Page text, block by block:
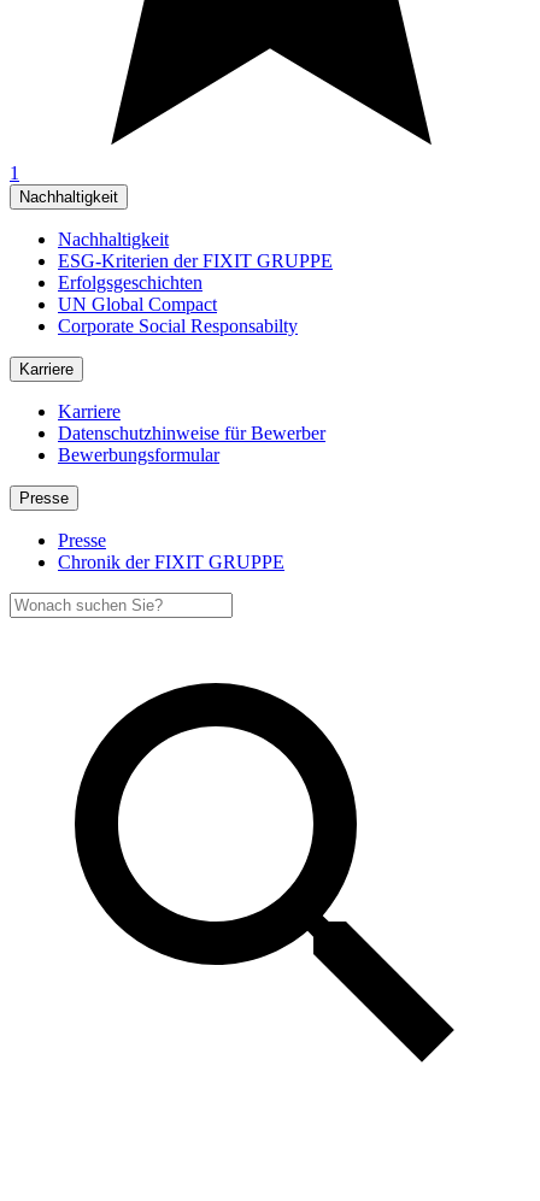
1
Nachhaltigkeit
Nachhaltigkeit
ESG-Kriterien der FIXIT GRUPPE
Erfolgsgeschichten
UN Global Compact
Corporate Social Responsabilty
Karriere
Karriere
Datenschutzhinweise für Bewerber
Bewerbungsformular
Presse
Presse
Chronik der FIXIT GRUPPE